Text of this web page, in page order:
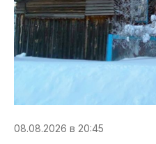
08.08.2026 в 20:45